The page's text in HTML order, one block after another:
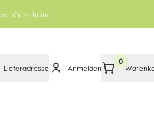
Gutscheine
Lieferadresse Anmelden
0